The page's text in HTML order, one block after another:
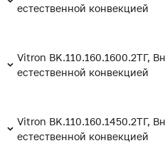
естественной конвекцией
Vitron BK.110.160.1600.2ТГ,
естественной конвекцией
Vitron BK.110.160.1450.2ТГ,
естественной конвекцией